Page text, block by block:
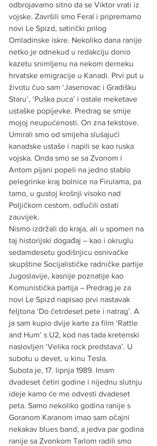
odbrojavamo sitno da se Viktor vrati iz
vojske. Završili smo Feral i pripremamo
novi Le Spizd, satirički prilog
Omladinske iskre. Nekoliko dana ranije
netko je odnekud u redakciju donio
kazetu snimljenu na nekom derneku
hrvatske emigracije u Kanadi. Prvi put u
životu čuo sam ‘Jasenovac i Gradišku
Staru’, ‘Puška puca’ i ostale meketave
ustaške popijevke. Predrag se smije
mojoj neupućenosti. On zna tekstove.
Umirali smo od smijeha slušajući
kanadske ustaše i napili se kao ruska
vojska. Onda smo se sa Zvonom i
Antom pijani popeli na jedno stablo
pelegrinke kraj bolnice na Firulama, pa
tamo, u gustoj krošnji visoko nad
Poljičkom cestom, odlučili ostati
zauvijek.
Nismo izdržali do kraja, ali u spomen na
taj historijski događaj – kao i okruglu
sedamdesetu godišnjicu osnivačke
skupštine Socijalističke radničke partije
Jugoslavije, kasnije poznatije kao
Komunistička partija – Predrag je za
novi Le Spizd napisao prvi nastavak
feljtona ‘Do četrdeset pete i natrag’. A
ja sam kupio dvije karte za film ‘Rattle
and Hum’ s U2, kod nas tada kretenski
naslovljen ‘Velika rock predstava’. U
subotu u devet, u kinu Tesla.
Subota je, 17. lipnja 1989. Imam
dvadeset četiri godine i nijednu slutnju
ideje kamo će me odvesti dvadeset
peta. Samo nekoliko godina ranije s
Goranom Karanom imao sam očajni
nekakav blues band, a jedva par godina
ranije sa Zvonkom Tarlom radili smo